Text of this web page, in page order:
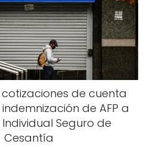
de cuenta
de AFP a
Seguro de
Cesantía